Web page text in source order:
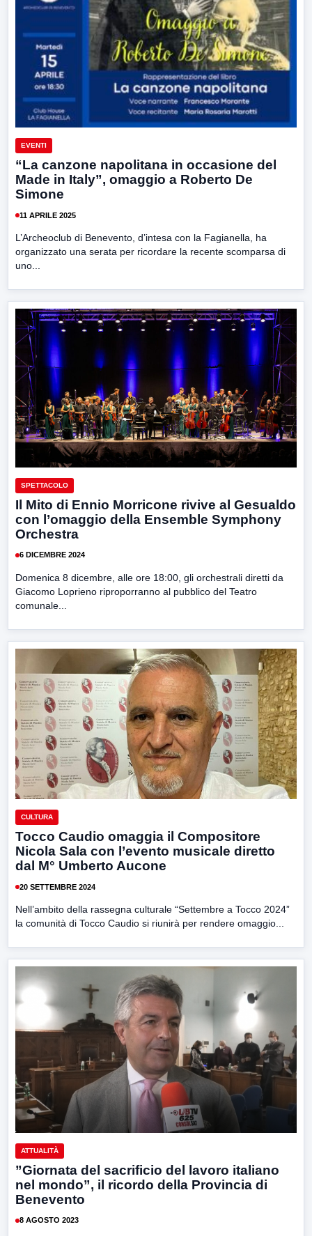
EVENTI
“La canzone napolitana in occasione del
Made in Italy”, omaggio a Roberto De
Simone
11 APRILE 2025
L’Archeoclub di Benevento, d’intesa con la Fagianella, ha
organizzato una serata per ricordare la recente scomparsa di
uno...
SPETTACOLO
Il Mito di Ennio Morricone rivive al Gesualdo
con l’omaggio della Ensemble Symphony
Orchestra
6 DICEMBRE 2024
Domenica 8 dicembre, alle ore 18:00, gli orchestrali diretti da
Giacomo Loprieno riproporranno al pubblico del Teatro
comunale...
CULTURA
Tocco Caudio omaggia il Compositore
Nicola Sala con l’evento musicale diretto
dal M° Umberto Aucone
20 SETTEMBRE 2024
Nell’ambito della rassegna culturale “Settembre a Tocco 2024”
la comunità di Tocco Caudio si riunirà per rendere omaggio...
ATTUALITÀ
”Giornata del sacrificio del lavoro italiano
nel mondo”, il ricordo della Provincia di
Benevento
8 AGOSTO 2023